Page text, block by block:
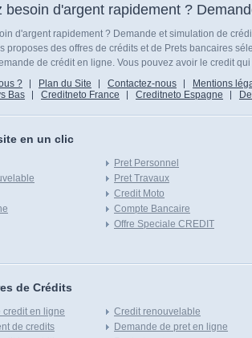
besoin d'argent rapidement ?
d'argent rapidement ? Demande et simulation de
proposes des offres de crédits et de Prets bancaires
de crédit en ligne. Vous pouvez avoir le credit
?
Plan du Site Contactez-nous Mentions
Bas
Creditneto France Creditneto Espagne
en un clic
Pret Personnel
Pret Travaux
Credit Moto
Compte Bancaire
Offre Speciale CREDIT
de Crédits
credit en ligne
de credits
Credit renouvelable
Demande de pret en ligne